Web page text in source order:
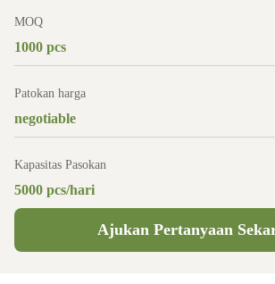
MOQ
1000 pcs
Patokan harga
negotiable
Kapasitas Pasokan
5000 pcs/hari
Ajukan Pertanyaan